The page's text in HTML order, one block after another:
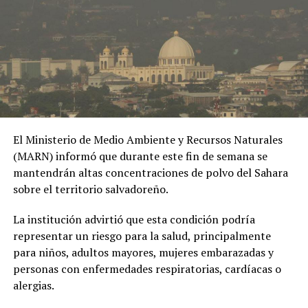
extramatrimoniales y el uso de material íntimo como
herramienta de chantaje.
#OPINE. El Gaula de la
Policía capturó en
Ibagué a una joven de
19 años señalada de
extorsionar al hombre
con quien sostuvo una
relación
extramatrimonial, a
quien amenazaba con
exponer material íntimo
y contarle a su esposa
El Ministerio de Medio Ambiente y Recursos Naturales
(MARN) informó que durante este fin de semana se
mantendrán altas concentraciones de polvo del Sahara
sobre el territorio salvadoreño.
La institución advirtió que esta condición podría
representar un riesgo para la salud, principalmente
para niños, adultos mayores, mujeres embarazadas y
personas con enfermedades respiratorias, cardíacas o
alergias.